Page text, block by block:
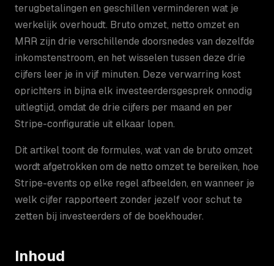
terugbetalingen en geschillen verminderen wat je
werkelijk overhoudt. Bruto omzet, netto omzet en
MRR zijn drie verschillende doorsnedes van dezelfde
inkomstenstroom, en het wisselen tussen deze drie
cijfers leer je in vijf minuten. Deze verwarring kost
oprichters in bijna elk investeerdersgesprek onnodig
uitlegtijd, omdat de drie cijfers per maand en per
Stripe-configuratie uit elkaar lopen.
Dit artikel toont de formules, wat van de bruto omzet
wordt afgetrokken om de netto omzet te bereiken, hoe
Stripe-events op elke regel afbeelden, en wanneer je
welk cijfer rapporteert zonder jezelf voor schut te
zetten bij investeerders of de boekhouder.
Inhoud